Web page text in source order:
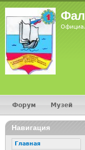
Главное
Форум Музей
Навигация
Главная